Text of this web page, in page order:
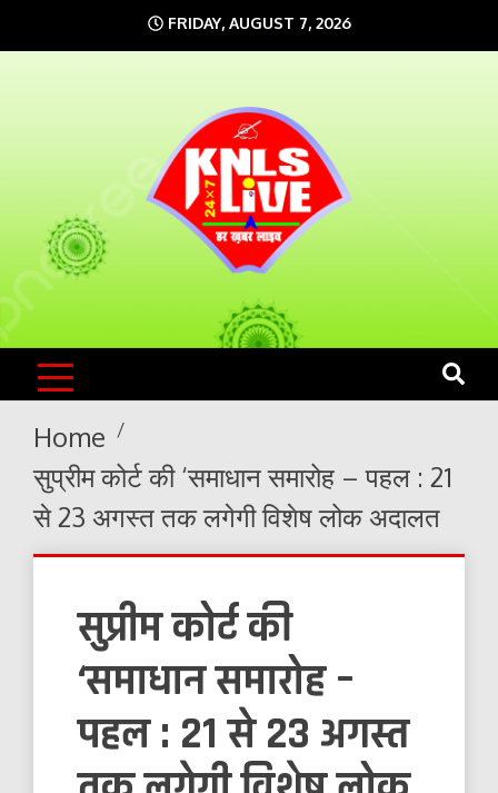
to
FRIDAY, AUGUST 7, 2026
KNLS LIVE
India`s No.1 News Portal
Home
सुप्रीम कोर्ट की ‘समाधान समारोह – पहल : 21
से 23 अगस्त तक लगेगी विशेष लोक अदालत
सुप्रीम कोर्ट की
‘समाधान समारोह –
पहल : 21 से 23 अगस्त